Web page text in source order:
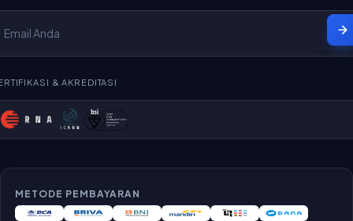
& AKREDITASI
METODE PEMBAYARAN